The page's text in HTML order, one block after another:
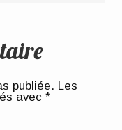
publiée. Les
avec*